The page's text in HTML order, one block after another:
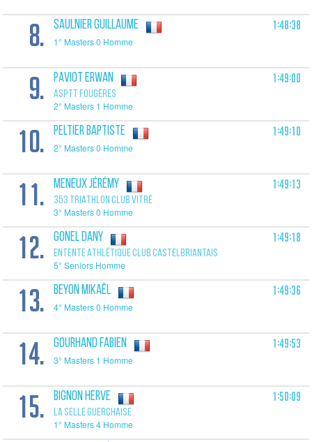
8. SAULNIER Guillaume
1° Masters 0 Homme
1:48:38
9. PAVIOT Erwan
ASPTT FOUGÈRES
2° Masters 1 Homme
1:49:00
10. PELTIER Baptiste
2° Masters 0 Homme
1:49:10
11. MENEUX Jérémy
353 TRIATHLON CLUB VITRÉ
3° Masters 0 Homme
1:49:13
12. GONEL Dany
ENTENTE ATHLÉTIQUE CLUB CASTELBRIANTAIS
5° Seniors Homme
1:49:18
13. BEYON Mikaël
4° Masters 0 Homme
1:49:36
14. GOURHAND Fabien
3° Masters 1 Homme
1:49:53
15. BIGNON Herve
LA SELLE GUERCHAISE
1° Masters 4 Homme
1:50:09